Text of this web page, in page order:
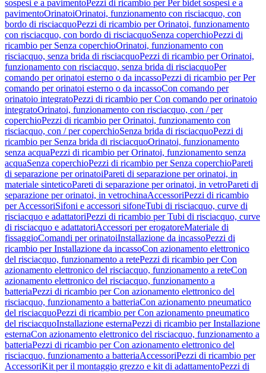
sospesi e a pavimentoPezzi di ricambio per Per bidet sospesi e a
pavimentoOrinatoiOrinatoi, funzionamento con risciacquo, con
bordo di risciacquoPezzi di ricambio per Orinatoi, funzionamento
con risciacquo, con bordo di risciacquoSenza coperchioPezzi di
ricambio per Senza coperchioOrinatoi, funzionamento con
risciacquo, senza brida di risciacquoPezzi di ricambio per Orinatoi,
funzionamento con risciacquo, senza brida di risciacquoPer
comando per orinatoi esterno o da incassoPezzi di ricambio per Per
comando per orinatoi esterno o da incassoCon comando per
orinatoio integratoPezzi di ricambio per Con comando per orinatoio
integratoOrinatoi, funzionamento con risciacquo, con / per
coperchioPezzi di ricambio per Orinatoi, funzionamento con
risciacquo, con / per coperchioSenza brida di risciacquoPezzi di
ricambio per Senza brida di risciacquoOrinatoi, funzionamento
senza acquaPezzi di ricambio per Orinatoi, funzionamento senza
acquaSenza coperchioPezzi di ricambio per Senza coperchioPareti
di separazione per orinatoiPareti di separazione per orinatoi, in
materiale sinteticoPareti di separazione per orinatoi, in vetroPareti di
separazione per orinatoi, in vetrochinaAccessoriPezzi di ricambio
per AccessoriSifoni e accessori sifoneTubi di risciacquo, curve di
risciacquo e adattatoriPezzi di ricambio per Tubi di risciacquo, curve
di risciacquo e adattatoriAccessori per erogatoreMateriale di
fissaggioComandi per orinatoiInstallazione da incassoPezzi di
ricambio per Installazione da incassoCon azionamento elettronico
del risciacquo, funzionamento a retePezzi di ricambio per Con
azionamento elettronico del risciacquo, funzionamento a reteCon
azionamento elettronico del risciacquo, funzionamento a
batteriaPezzi di ricambio per Con azionamento elettronico del
risciacquo, funzionamento a batteriaCon azionamento pneumatico
del risciacquoPezzi di ricambio per Con azionamento pneumatico
del risciacquoInstallazione esternaPezzi di ricambio per Installazione
esternaCon azionamento elettronico del risciacquo, funzionamento a
batteriaPezzi di ricambio per Con azionamento elettronico del
risciacquo, funzionamento a batteriaAccessoriPezzi di ricambio per
AccessoriKit per il montaggio grezzo e kit di adattamentoPezzi di